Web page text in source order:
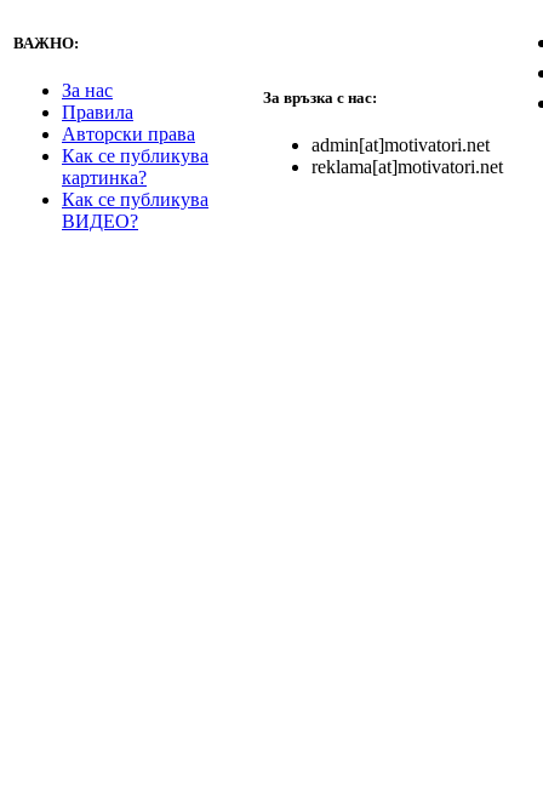
ВАЖНО:
За нас
Правила
Авторски права
Как се публикува
картинка?
Как се публикува
ВИДЕО?
За връзка с нас:
admin[at]motivatori.net
reklama[at]motivatori.net